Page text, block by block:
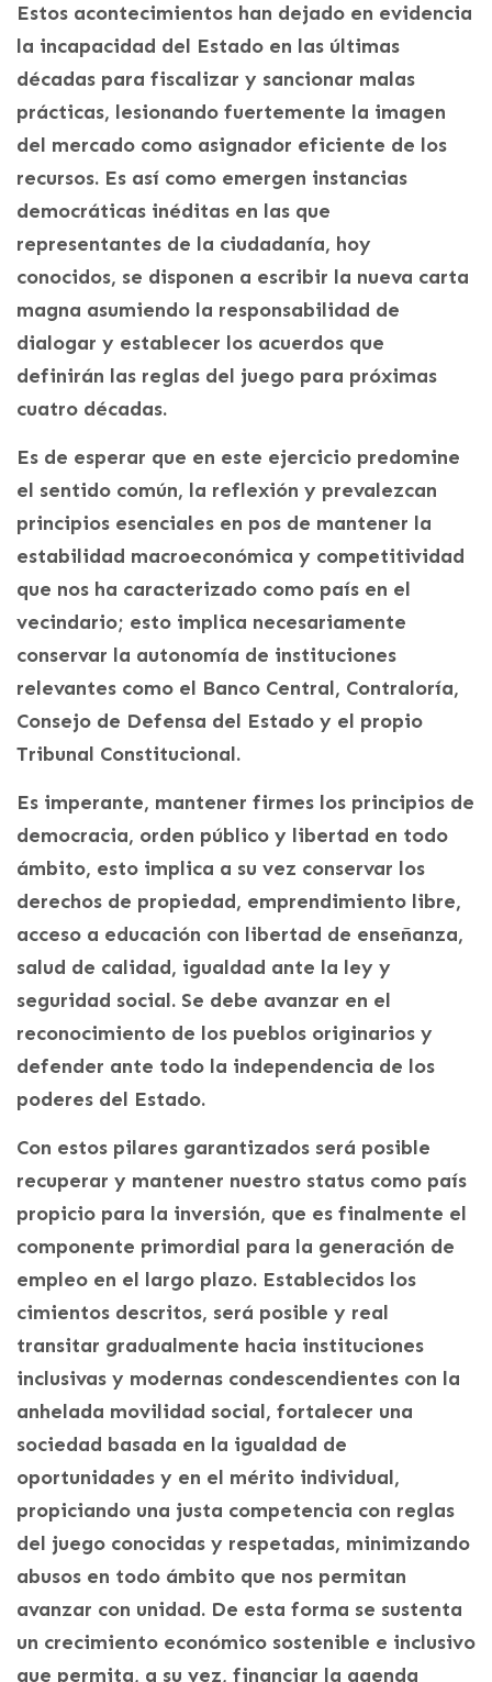
Estos acontecimientos han dejado en evidencia
la incapacidad del Estado en las últimas
décadas para fiscalizar y sancionar malas
prácticas, lesionando fuertemente la imagen
del mercado como asignador eficiente de los
recursos. Es así como emergen instancias
democráticas inéditas en las que
representantes de la ciudadanía, hoy
conocidos, se disponen a escribir la nueva carta
magna asumiendo la responsabilidad de
dialogar y establecer los acuerdos que
definirán las reglas del juego para próximas
cuatro décadas.
Es de esperar que en este ejercicio predomine
el sentido común, la reflexión y prevalezcan
principios esenciales en pos de mantener la
estabilidad macroeconómica y competitividad
que nos ha caracterizado como país en el
vecindario; esto implica necesariamente
conservar la autonomía de instituciones
relevantes como el Banco Central, Contraloría,
Consejo de Defensa del Estado y el propio
Tribunal Constitucional.
Es imperante, mantener firmes los principios de
democracia, orden público y libertad en todo
ámbito, esto implica a su vez conservar los
derechos de propiedad, emprendimiento libre,
acceso a educación con libertad de enseñanza,
salud de calidad, igualdad ante la ley y
seguridad social. Se debe avanzar en el
reconocimiento de los pueblos originarios y
defender ante todo la independencia de los
poderes del Estado.
Con estos pilares garantizados será posible
recuperar y mantener nuestro status como país
propicio para la inversión, que es finalmente el
componente primordial para la generación de
empleo en el largo plazo. Establecidos los
cimientos descritos, será posible y real
transitar gradualmente hacia instituciones
inclusivas y modernas condescendientes con la
anhelada movilidad social, fortalecer una
sociedad basada en la igualdad de
oportunidades y en el mérito individual,
propiciando una justa competencia con reglas
del juego conocidas y respetadas, minimizando
abusos en todo ámbito que nos permitan
avanzar con unidad. De esta forma se sustenta
un crecimiento económico sostenible e inclusivo
que permita, a su vez, financiar la agenda